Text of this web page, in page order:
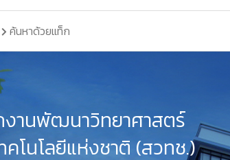
ค้นหาด้วยแท็ก
งานพัฒนาวิทยาศาสตร์
คโนโลยีแห่งชาติ (สวทช.)